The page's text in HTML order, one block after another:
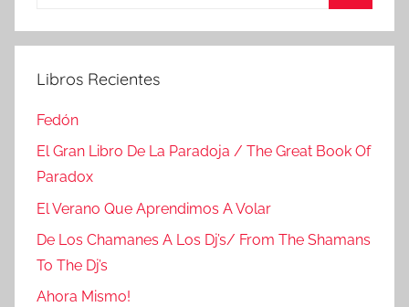
Libros Recientes
Fedón
El Gran Libro De La Paradoja / The Great Book Of
Paradox
El Verano Que Aprendimos A Volar
De Los Chamanes A Los Dj’s/ From The Shamans
To The Dj’s
Ahora Mismo!